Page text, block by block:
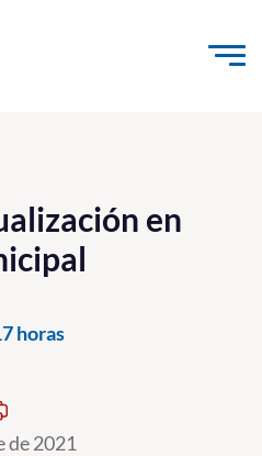
contenido
en
horas
de 2021